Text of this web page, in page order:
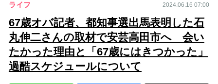
ライフ 2024.06.16 07:00
67歳オバ記者、都知事選出馬表明した石
丸伸二さんの取材で安芸高田市へ 会い
たかった理由と「67歳にはきつかった」
過酷スケジュールについて